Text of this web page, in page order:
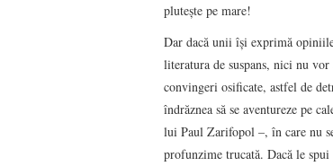
pluteşte pe mare!
Dar dacă unii îşi exprimă
literatura de suspans, nici nu
convingeri osificate, astfel de
îndrăznea să se aventureze pe
lui Paul Zarifopol –, în care nu
profunzime trucată. Dacă le